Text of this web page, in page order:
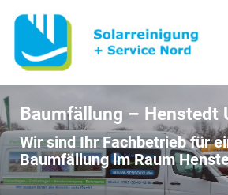
Baumfällung – Henstedt
Wir sind Ihr Fachbetrieb für
Baumfällung im Raum